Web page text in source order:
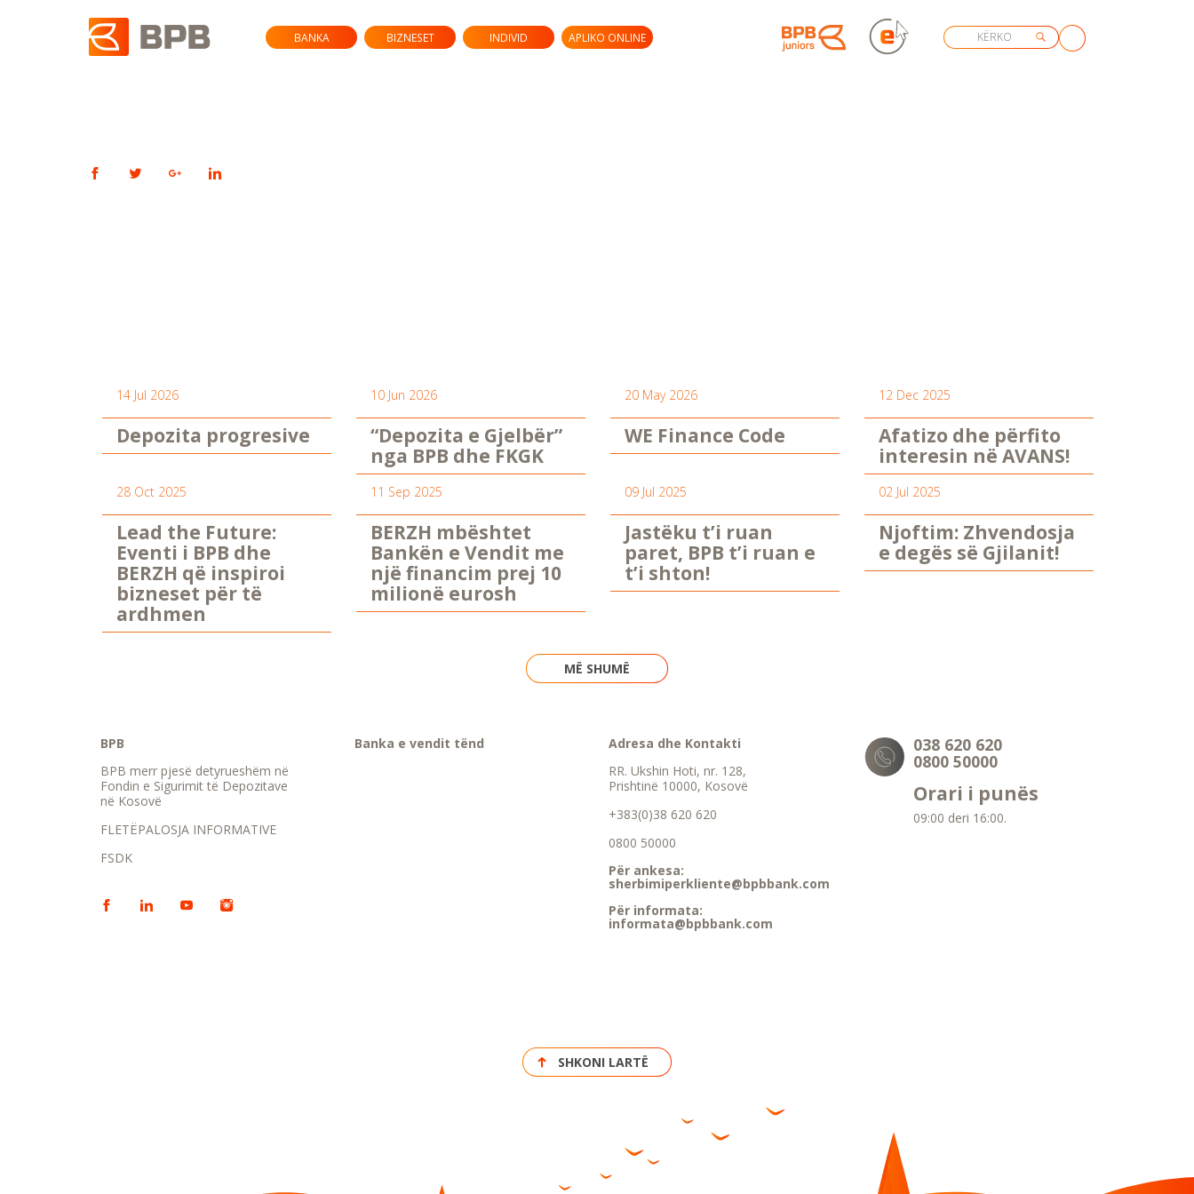
BANKA BIZNESET INDIVID APLIKO ONLINE
14 Jul 2026
Depozita progresive
10 Jun 2026
“Depozita e Gjelbër”
nga BPB dhe FKGK
20 May 2026
WE Finance Code
12 Dec 2025
Afatizo dhe përfito
interesin në AVANS!
28 Oct 2025
Lead the Future:
Eventi i BPB dhe
BERZH që inspiroi
bizneset për të
ardhmen
11 Sep 2025
BERZH mbështet
Bankën e Vendit me
një financim prej 10
milionë eurosh
09 Jul 2025
Jastëku t’i ruan
paret, BPB t’i ruan e
t’i shton!
02 Jul 2025
Njoftim: Zhvendosja
e degës së Gjilanit!
MË SHUMË
BPB
BPB merr pjesë detyrueshëm në
Fondin e Sigurimit të Depozitave
në Kosovë
FLETËPALOSJA INFORMATIVE
FSDK
Banka e vendit tënd
Adresa dhe Kontakti
RR. Ukshin Hoti, nr. 128,
Prishtinë 10000, Kosovë
+383(0)38 620 620
0800 50000
Për ankesa:
sherbimiperkliente@bpbbank.com
Për informata:
informata@bpbbank.com
038 620 620
0800 50000
Orari i punës
09:00 deri 16:00.
SHKONI LARTË